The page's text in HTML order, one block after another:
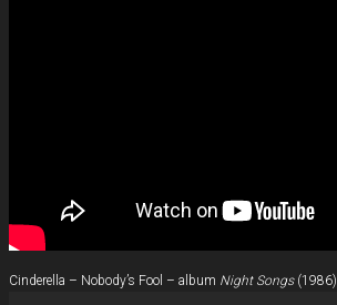
Cinderella – Nobody’s Fool – album Night Songs(1986)